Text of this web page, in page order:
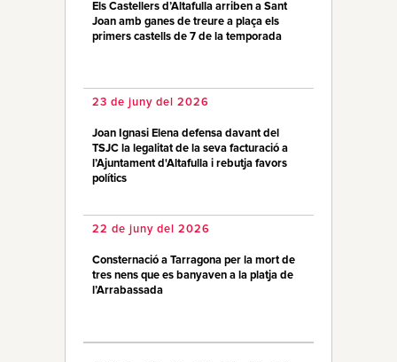
Els Castellers d’Altafulla arriben a Sant
Joan amb ganes de treure a plaça els
primers castells de 7 de la temporada
23 de juny del 2026
Joan Ignasi Elena defensa davant del
TSJC la legalitat de la seva facturació a
l’Ajuntament d'Altafulla i rebutja favors
polítics
22 de juny del 2026
Consternació a Tarragona per la mort de
tres nens que es banyaven a la platja de
l’Arrabassada